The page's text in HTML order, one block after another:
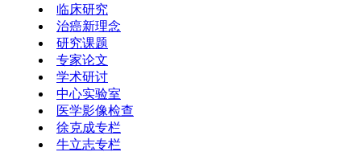
临床研究
治癌新理念
研究课题
专家论文
学术研讨
中心实验室
医学影像检查
徐克成专栏
牛立志专栏